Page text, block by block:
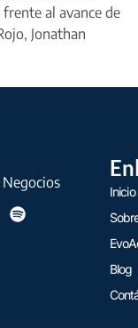
al avance de
Jonathan
Inicio
Blog